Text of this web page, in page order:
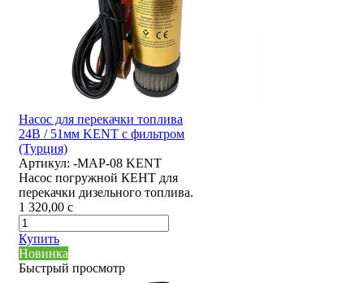
Насос для перекачки топлива
24В / 51мм KENT с фильтром
(Турция)
Артикул: -MAP-08 KENT
Насос погружной КЕНТ для
перекачки дизельного топлива.
1 320,00 c
Купить
Новинка
Быстрый просмотр